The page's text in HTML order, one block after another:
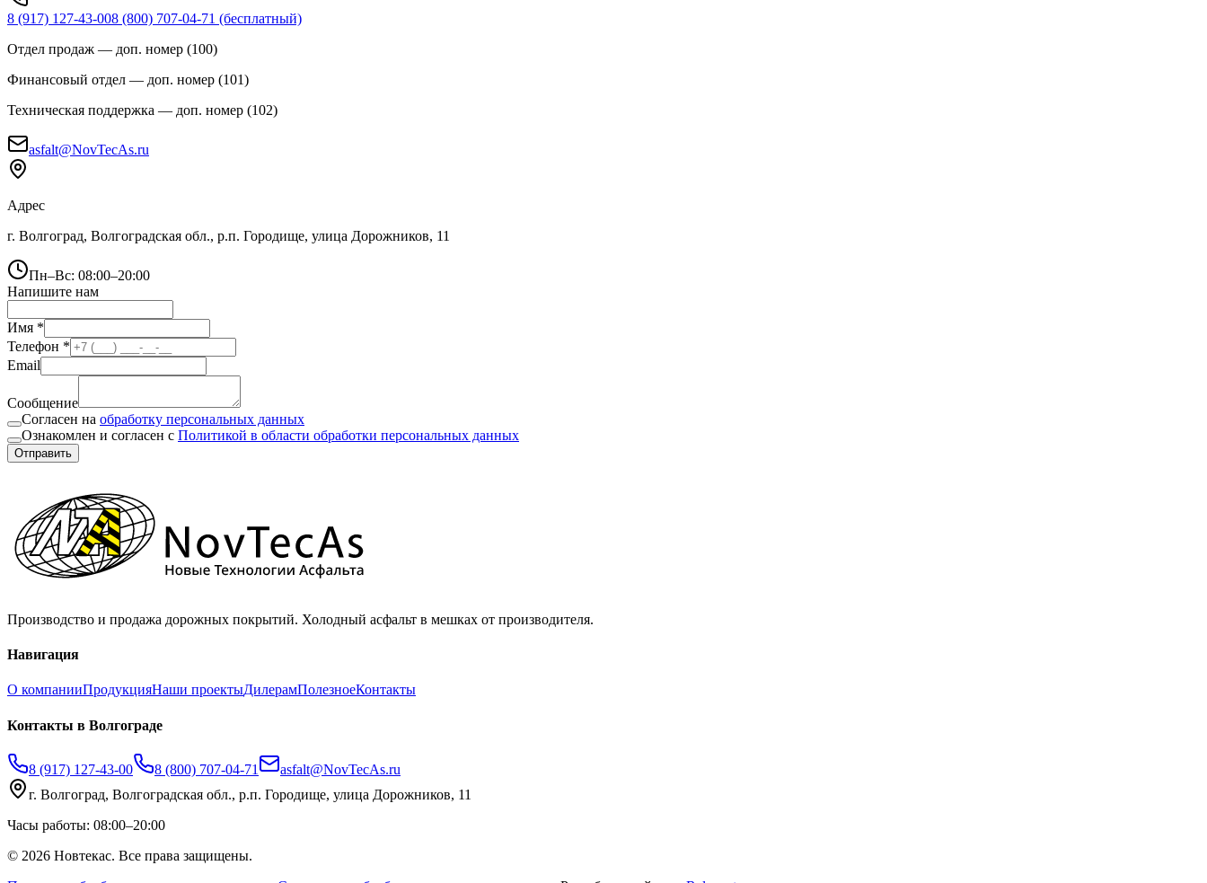
8 (917) 127-43-008 (800) 707-04-71 (бесплатный)
Отдел продаж — доп. номер (100)
Финансовый отдел — доп. номер (101)
Техническая поддержка — доп. номер (102)
asfalt@NovTecAs.ru
Адрес
г. Волгоград, Волгоградская обл., р.п. Городище, улица Дорожников, 11
Пн–Вс: 08:00–20:00
Напишите нам
Имя *
Телефон *
Email
Сообщение
Согласен на обработку персональных данных
Ознакомлен и согласен с Политикой в области обработки персональных данных
Отправить
Производство и продажа дорожных покрытий. Холодный асфальт в мешках от производителя.
Навигация
О компанииПродукцияНаши проектыДилерамПолезноеКонтакты
Контакты в Волгограде
8 (917) 127-43-00 8 (800) 707-04-71
asfalt@NovTecAs.ru
г. Волгоград, Волгоградская обл., р.п. Городище, улица Дорожников, 11
Часы работы: 08:00–20:00
© 2026 Новтекас. Все права защищены.